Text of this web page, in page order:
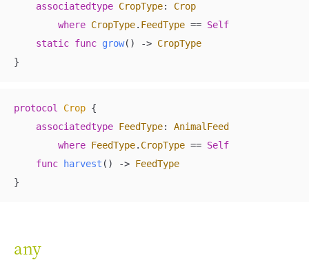
associatedtype CropType: Crop
where CropType. FeedType == Self
static func grow() -> CropType
}
protocol Crop {
associatedtype FeedType: AnimalFeed
where FeedType. CropType == Self
func harvest () -> FeedType
}
any